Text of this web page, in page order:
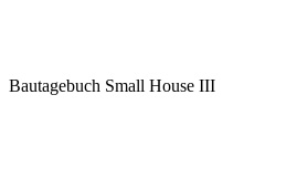
Bautagebuch Small House III